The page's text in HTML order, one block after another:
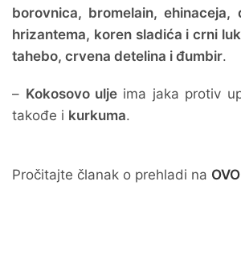
borovnica, bromelain, ehinaceja,
hrizantema, koren sladića i crni luk
tahebo, crvena detelina i đumbir.
– Kokosovo ulje ima jaka protiv
takođe i kurkuma.
Pročitajte članak o prehladi na